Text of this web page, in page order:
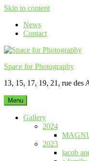
Skip to content
News
Contact
Space for Photography
13, 15, 17, 19, 21, rue des
Menu
Gallery
2024
2023
jacob